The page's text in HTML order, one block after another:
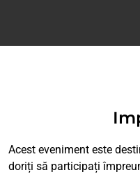
Acest eveniment este
doriți să participați